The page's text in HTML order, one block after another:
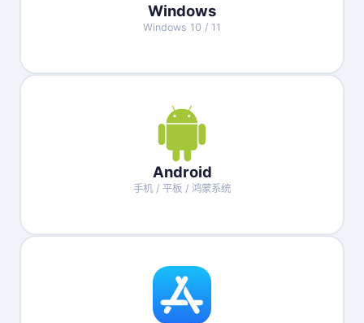
Windows
Windows 10 / 11
Android
手机 / 平板 / 鸿蒙系统